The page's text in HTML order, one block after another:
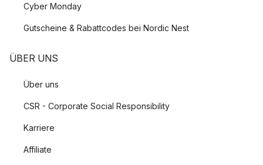
Cyber Monday
Gutscheine & Rabattcodes bei Nordic Nest
ÜBER UNS
Über uns
CSR - Corporate Social Responsibility
Karriere
Affiliate